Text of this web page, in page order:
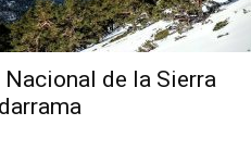
Nacional de la Sierra